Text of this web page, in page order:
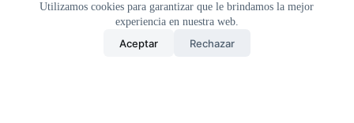
Utilizamos cookies para garantizar que le brindamos la mejor
experiencia en nuestra web.
Aceptar Rechazar